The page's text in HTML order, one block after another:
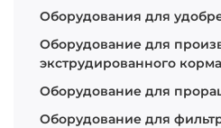
Оборудования для
Оборудование для
экструдированного корма
Оборудование для
Оборудование для